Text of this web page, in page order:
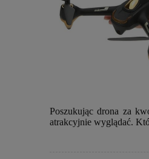
Poszukując drona za
atrakcyjnie wyglądać.